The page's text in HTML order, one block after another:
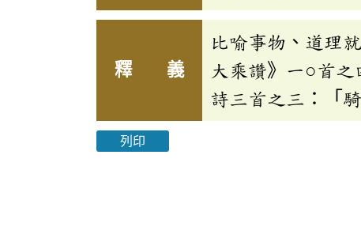
釋 義
比喻事物、道理
大乘讚》一○首之
詩三首之三：「
列印